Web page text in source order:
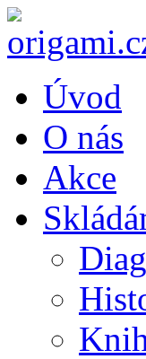
Úvod
O nás
Akce